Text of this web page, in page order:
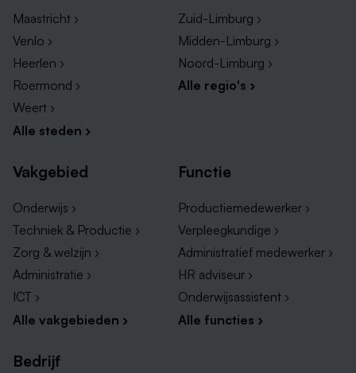
Maastricht ›
Venlo ›
Heerlen ›
Roermond ›
Weert ›
Alle steden ›
Zuid-Limburg ›
Midden-Limburg ›
Noord-Limburg ›
Alle regio's ›
Vakgebied
Onderwijs ›
Techniek & Productie ›
Zorg & welzijn ›
Administratie ›
ICT ›
Alle vakgebieden ›
Functie
Productiemedewerker ›
Verpleegkundige ›
Administratief medewerker ›
HR adviseur ›
Onderwijsassistent ›
Alle functies ›
Bedrijf